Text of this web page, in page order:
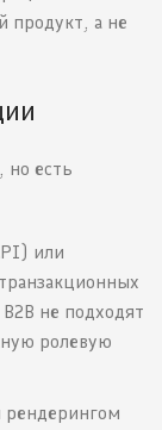
продукт, а не
но есть
или
не подходят
ролевую
рендерингом